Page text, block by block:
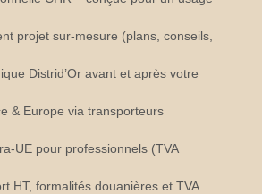
projet sur-mesure (plans, conseils,
Distrid’Or avant et après votre
& Europe via transporteurs
UE pour professionnels (TVA
HT, formalités douanières et TVA